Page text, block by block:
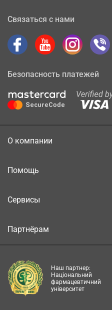
Связаться с нами
Безопасность платежей
О компании
Помощь
Сервисы
Партнёрам
Наш партнер:
Національний
фармацевтичний
університет